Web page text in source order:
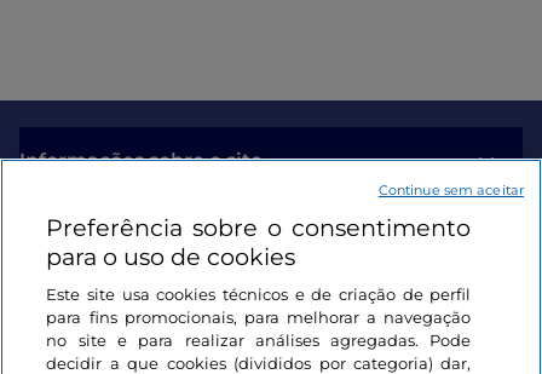
Informações sobre o site
Ligações úteis
Iniciar sessão
Mantenha-se em contacto
Preferência sobre o consentimento
para o uso de cookies
Este site usa cookies técnicos e de criação de perfil
para fins promocionais, para melhorar a navegação
no site e para realizar análises agregadas. Pode
decidir a que cookies (divididos por categoria) dar,
Continue sem aceitar